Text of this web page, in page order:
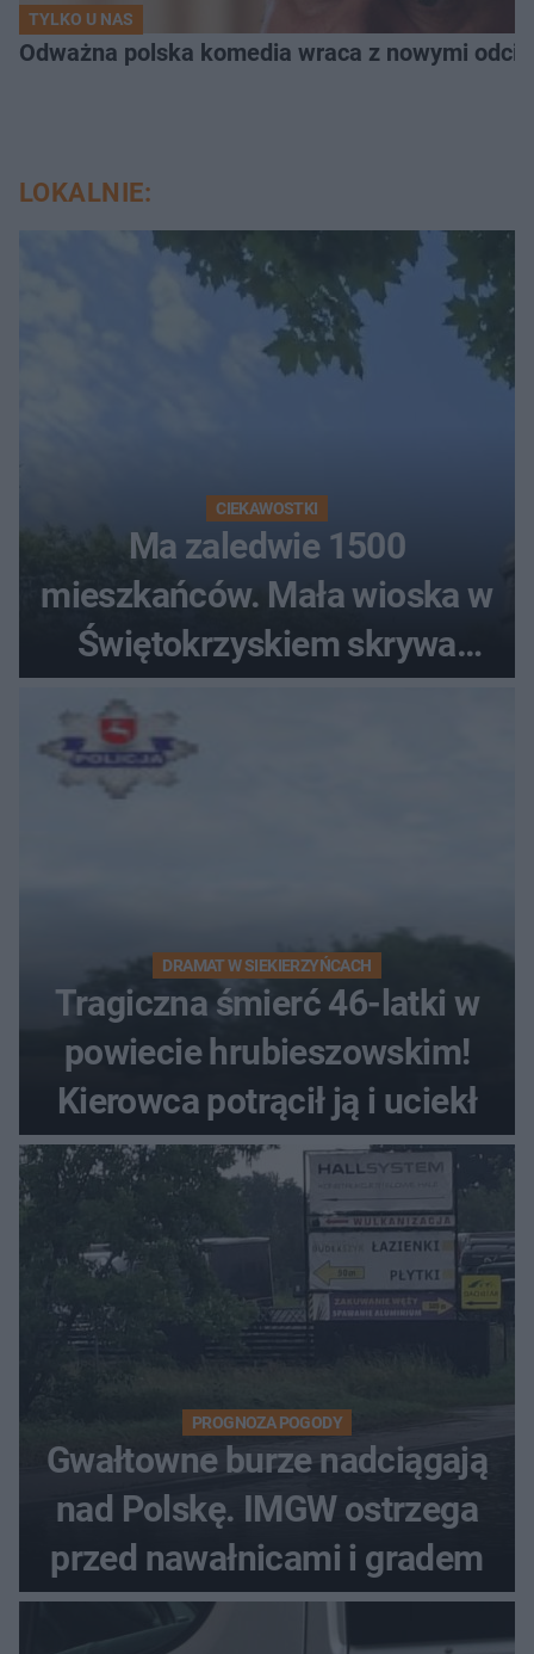
TYLKO U NAS
Odważna polska komedia wraca z nowymi
LOKALNIE:
CIEKAWOSTKI
Ma zaledwie 1500
mieszkańców. Mała wioska w
Świętokrzyskiem skrywa
zabytki, bywał tu nawet król
DRAMAT W SIEKIERZYŃCACH
Tragiczna śmierć 46-latki w
powiecie hrubieszowskim!
Kierowca potrącił ją i uciekł
PROGNOZA POGODY
Gwałtowne burze nadciągają
nad Polskę. IMGW ostrzega
przed nawałnicami i gradem